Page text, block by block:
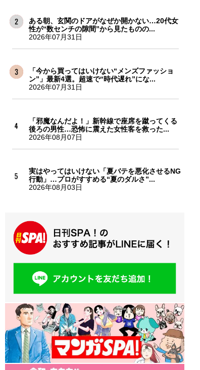
ある朝、玄関のドアがなぜか開かない…20代女
性が“数センチの隙間”から見たものの...
2026年07月31日
「今から買ってはいけない“メンズファッショ
ン”」最新4選。超速で“時代遅れ”にな...
2026年07月31日
「邪魔なんだよ！」新幹線で座席を蹴ってくる
後ろの男性…恐怖に震えた女性客を救った...
2026年08月07日
実はやってはいけない「夏バテを悪化させるNG
行動」…プロがすすめる“夏のダルさ”...
2026年08月03日